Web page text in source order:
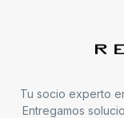
Tu socio experto
Entregamos